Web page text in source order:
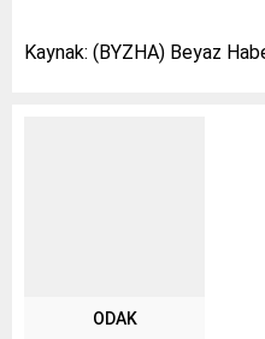
Kaynak: (BYZHA) Beyaz
ODAK